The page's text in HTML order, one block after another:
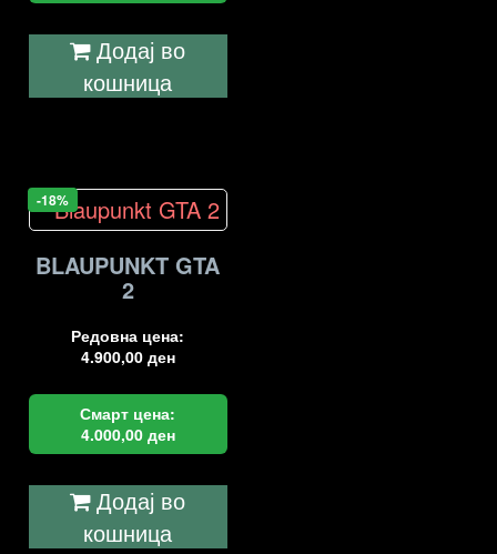
Додај во
кошница
-18%
BLAUPUNKT GTA
2
Редовна цена:
4.900,00 ден
Смарт цена:
4.000,00 ден
Додај во
кошница